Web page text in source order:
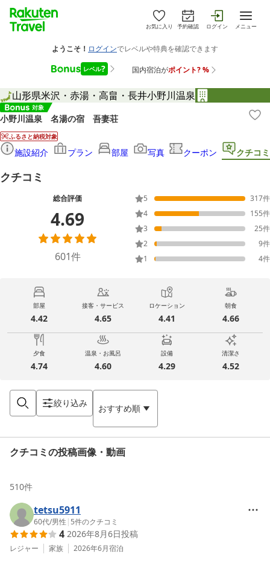
お気に入り 予約確認 ログイン メニュー
山形県米沢・赤湯・高畠・長井小野川温泉
小野川温泉 名湯の宿 吾妻荘
ふるさと納税対象
施設紹介 プラン 部屋 写真 クーポン クチコミ
クチコミ
総合評価
4.69
601件
5 317件
4
155件
3
25件
2
9件
1
4件
部屋
4.42
接客・サービス
4.65
ロケーション
4.41
朝食
4.66
夕食
4.74
温泉・お風呂
4.60
設備
4.29
清潔さ
4.52
絞り込み おすすめ順
クチコミの投稿画像・動画
510件
tetsu5911
60代/男性 | 5件のクチコミ
4 2026年8月6日投稿
レジャー 家族 2026年6月宿泊